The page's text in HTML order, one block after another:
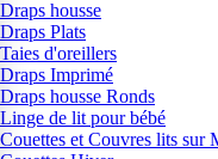
Draps housse
Draps Plats
Taies d'oreillers
Draps Imprimé
Draps housse Ronds
Linge de lit pour bébé
Couettes et Couvres lits sur